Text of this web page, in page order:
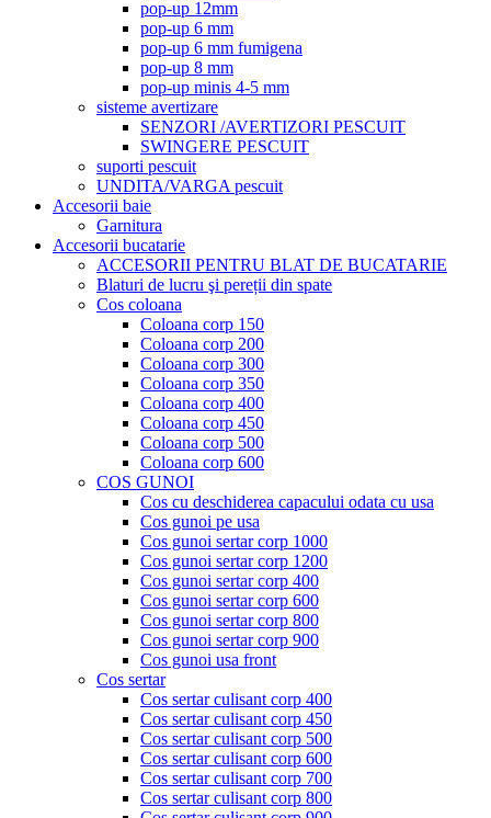
pop-up 12mm
pop-up 6 mm
pop-up 6 mm fumigena
pop-up 8 mm
pop-up minis 4-5 mm
sisteme avertizare
SENZORI /AVERTIZORI PESCUIT
SWINGERE PESCUIT
suporti pescuit
UNDITA/VARGA pescuit
Accesorii baie
Garnitura
Accesorii bucatarie
ACCESORII PENTRU BLAT DE BUCATARIE
Blaturi de lucru şi pereții din spate
Cos coloana
Coloana corp 150
Coloana corp 200
Coloana corp 300
Coloana corp 350
Coloana corp 400
Coloana corp 450
Coloana corp 500
Coloana corp 600
COS GUNOI
Cos cu deschiderea capacului odata cu usa
Cos gunoi pe usa
Cos gunoi sertar corp 1000
Cos gunoi sertar corp 1200
Cos gunoi sertar corp 400
Cos gunoi sertar corp 600
Cos gunoi sertar corp 800
Cos gunoi sertar corp 900
Cos gunoi usa front
Cos sertar
Cos sertar culisant corp 400
Cos sertar culisant corp 450
Cos sertar culisant corp 500
Cos sertar culisant corp 600
Cos sertar culisant corp 700
Cos sertar culisant corp 800